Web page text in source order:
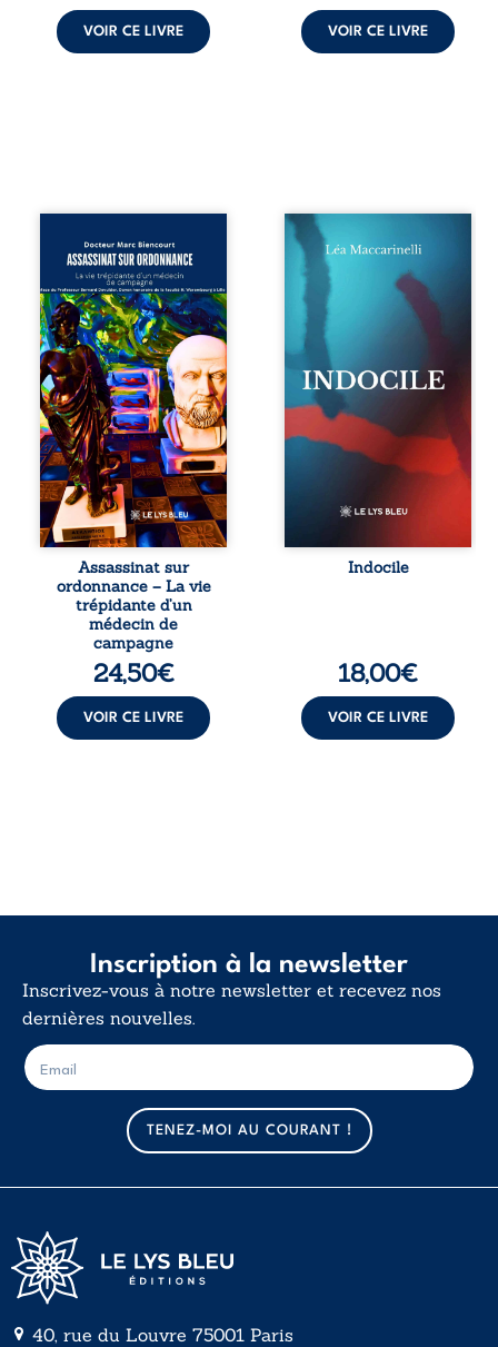
VOIR CE LIVRE VOIR CE LIVRE
Assassinat sur
ordonnance – La
vie trépidante
d’un médecin de
campagne est la
réédition enrichie
et actualisée du
témoignage du
Docteur Marc
Biencourt, ancien
médecin de
famille, qui revient
sur son parcours
médical, syndical
et ordinal. Depuis
septembre 2013, il
raconte le long
combat qui l’a
conduit à être
écarté du corps
médical, malgré
une décision de
première instance
Assassinat sur
ordonnance – La vie
trépidante d’un
médecin de
campagne
24,50€
VOIR CE LIVRE
Quatre parties.
Quatre refus.
Quatre visages
d’une existence en
friction. Entre les
silences qu’on ne
déchiffre pas, les
amours qu’on
dérange, les corps
qu’on administre
et les liens qu’on
sabote, cet
ouvrage parle à
vivent trop fort,
trop vrai, trop tôt.
traversée. Une
langue nue. Une
Indocile
18,00€
VOIR CE LIVRE
Inscription à la newsletter
Inscrivez-vous à notre newsletter et recevez nos
dernières nouvelles.
m
a
i
l
E
-
m
TENEZ-MOI AU COURANT !
40, rue du Louvre 75001 Paris